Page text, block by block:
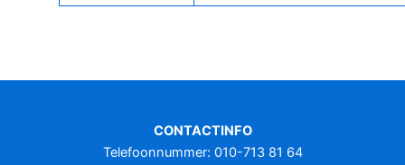
CONTACTINFO
Telefoonnummer: 010-713 81 64